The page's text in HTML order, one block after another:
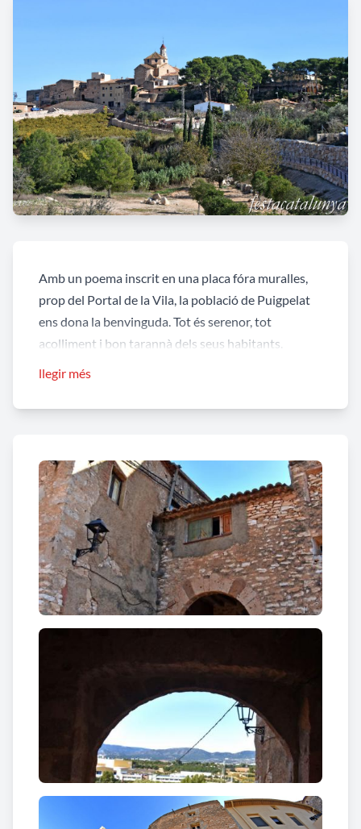
Amb un poema inscrit en una placa fóra muralles,
prop del Portal de la Vila, la població de Puigpelat
ens dona la benvinguda. Tot és serenor, tot
acolliment i bon tarannà dels seus habitants.
t’han dut fins aquí,
Si sents curiositat
traspassa el Portal,
endinsa’t a la Vila i
descobreix el seu encant.
Si esperes trobat folgada riquesa
hauràs errat el camí.
llavors amic estimat,
el camí hauràs encertat.
Sigues benvingut a Puigpelat.
També prop de les muralles i del portal de la vila hi
llegir més